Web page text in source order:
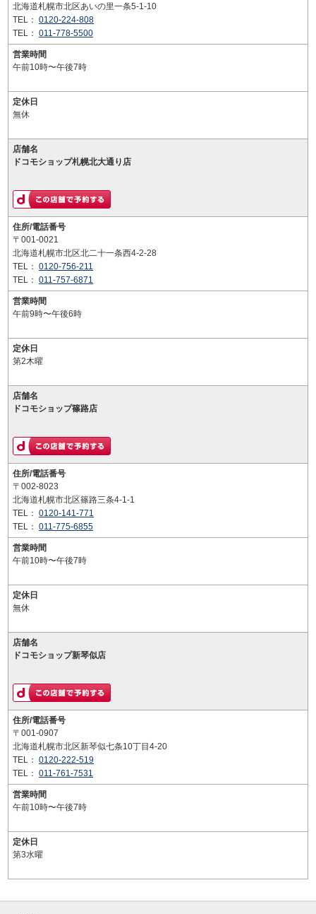
北海道札幌市北区あいの里一条5-1-10
TEL： 0120-224-808
TEL： 011-778-5500
営業時間
午前10時〜午後7時
定休日
無休
店舗名
ドコモショップ札幌北大通り店
住所/電話番号
〒001-0021
北海道札幌市北区北二十一条西4-2-28
TEL： 0120-756-211
TEL： 011-757-6871
営業時間
午前9時〜午後6時
定休日
第2木曜
店舗名
ドコモショップ篠路店
住所/電話番号
〒002-8023
北海道札幌市北区篠路三条4-1-1
TEL： 0120-141-771
TEL： 011-775-6855
営業時間
午前10時〜午後7時
定休日
無休
店舗名
ドコモショップ新琴似店
住所/電話番号
〒001-0907
北海道札幌市北区新琴似七条10丁目4-20
TEL： 0120-222-519
TEL： 011-761-7531
営業時間
午前10時〜午後7時
定休日
第3水曜